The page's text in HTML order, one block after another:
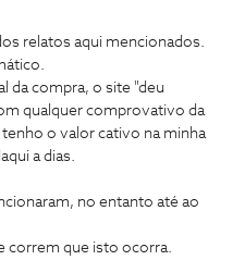
relatos aqui mencionados.
da compra, o site "deu
qualquer comprovativo da
o valor cativo na minha
a dias.
no entanto até ao
correm que isto ocorra.